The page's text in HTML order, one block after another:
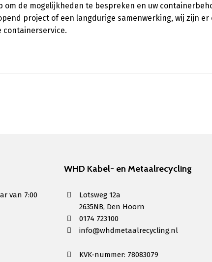
om de mogelijkheden te bespreken en uw
project of een langdurige samenwerking, wij zijn er
containerservice.
van 7:00
WHD Kabel- en Metaalrecycling
Lotsweg 12a
2635NB, Den Hoorn
0174 723100
info@whdmetaalrecycling.nl
KVK-nummer: 78083079